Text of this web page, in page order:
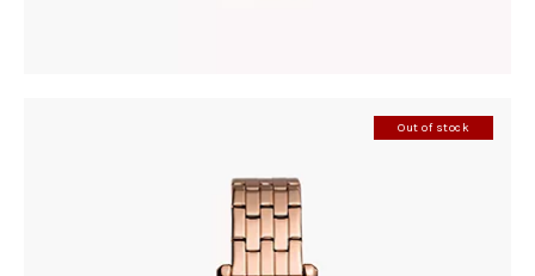
Out of stock